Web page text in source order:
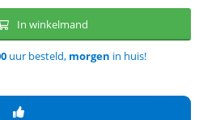
In winkelmand
uur besteld, morgen in huis!